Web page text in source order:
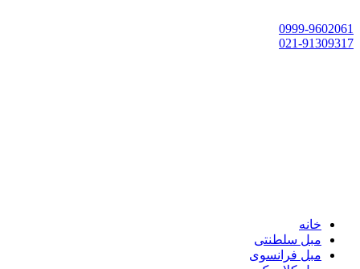
0999-9602061
021-91309317
خانه
مبل سلطنتی
مبل فرانسوی